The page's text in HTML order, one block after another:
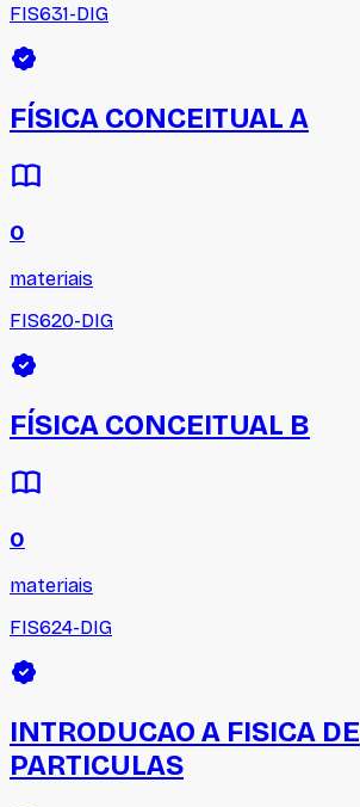
FIS631-DIG
FÍSICA CONCEITUAL A
0
materiais
FIS620-DIG
FÍSICA CONCEITUAL B
0
materiais
FIS624-DIG
INTRODUCAO A FISICA DE
PARTICULAS